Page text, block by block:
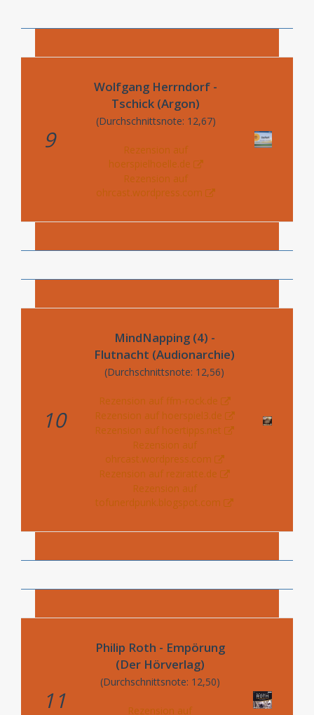
9
Wolfgang Herrndorf -
Tschick (Argon)
(Durchschnittsnote: 12,67)
Rezension auf
hoerspielhoelle.de
Rezension auf
ohrcast.wordpress.com
10
MindNapping (4) -
Flutnacht (Audionarchie)
(Durchschnittsnote: 12,56)
Rezension auf ffm-rock.de
Rezension auf hoerspiel3.de
Rezension auf hoertipps.net
Rezension auf
ohrcast.wordpress.com
Rezension auf reziratte.de
Rezension auf
tofunerdpunk.blogspot.com
11
Philip Roth - Empörung
(Der Hörverlag)
(Durchschnittsnote: 12,50)
Rezension auf